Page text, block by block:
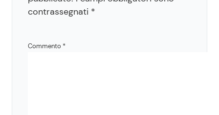
contrassegnati *
Commento *